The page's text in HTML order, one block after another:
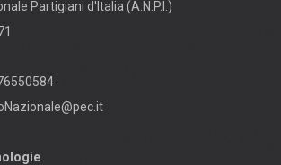
Partigiani d'Italia (A.N.P.I.)